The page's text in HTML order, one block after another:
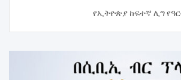
የኢትዮጵያ ከፍተኛ ሊግ